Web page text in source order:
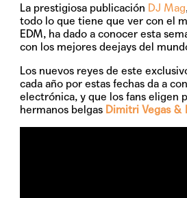
La prestigiosa publicación DJ Mag
todo lo que tiene que ver con el
EDM, ha dado a conocer esta
con los mejores deejays del
Los nuevos reyes de este
cada año por estas fechas da a
electrónica, y que los fans eligen
hermanos belgas Dimitri Vegas &